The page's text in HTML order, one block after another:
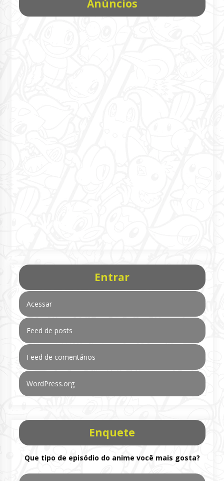
Anúncios
Entrar
Acessar
Feed de posts
Feed de comentários
WordPress.org
Enquete
Que tipo de episódio do anime você mais gosta?